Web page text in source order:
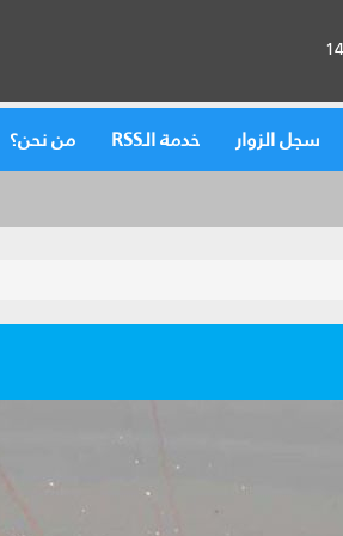
سجل الزوار خدمة الـRSS من نحن؟